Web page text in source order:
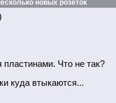
новых розеток
Что не так?
куда втыкаются...